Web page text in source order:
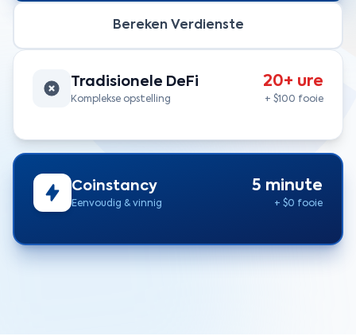
Bereken Verdienste
Tradisionele DeFi
Komplekse opstelling
20+ ure
+ $100 fooie
Coinstancy
Eenvoudig & vinnig
5 minute
+ $0 fooie